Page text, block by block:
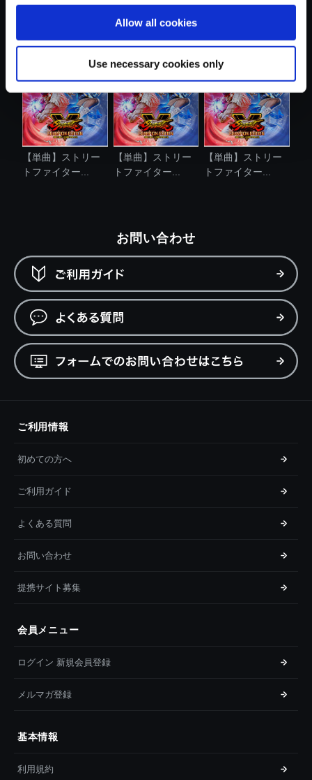
Allow all cookies
Use necessary cookies only
【単曲】ストリー
【単曲】ストリー
トファイター...
【単曲】ストリー
トファイター...
【単曲】ストリー
トファイター...
お問い合わせ
ご利用情報
初めての方へ
ご利用ガイド
よくある質問
お問い合わせ
提携サイト募集
会員メニュー
ログイン 新規会員登録
メルマガ登録
基本情報
利用規約